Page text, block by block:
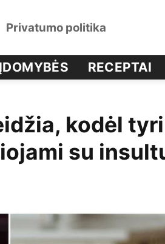
Privatumo politika
ĮDOMYBĖS RECEPTAI
kodėl
su